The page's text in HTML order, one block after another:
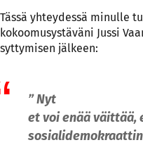
Tässä yhteydessä minulle
kokoomusystäväni Jussi
syttymisen jälkeen:
” Nyt
et voi enää väittää,